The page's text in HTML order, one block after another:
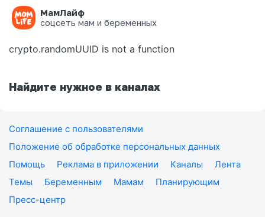
МамЛайф
соцсеть мам и беременных
Ошибка на странице
crypto.randomUUID is not a function
Найдите нужное в каналах
Соглашение с пользователями
Положение об обработке персональных данных
Помощь
Реклама в приложении Каналы
Лента
Темы
Беременным Мамам
Планирующим
Пресс-центр